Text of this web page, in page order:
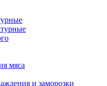
мяса
и заморозки